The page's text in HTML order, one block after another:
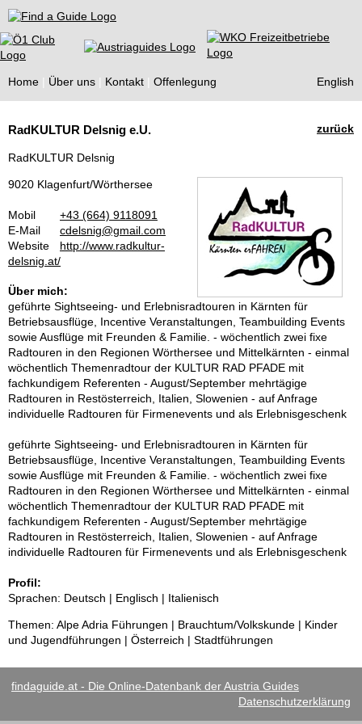
Find a Guide
Home Über uns Kontakt Offenlegung English
Guides
zurück
RadKULTUR Delsnig e.U.
RadKULTUR Delsnig
9020 Klagenfurt/Wörthersee
Mobil
+43 (664) 9118091
E-Mail
cdelsnig@gmail.com
Website
http://www.radkultur-
delsnig.at/
Über mich:
geführte Sightseeing- und Erlebnisradtouren in Kärnten für
Betriebsausflüge, Incentive Veranstaltungen, Teambuilding Events
sowie Ausflüge mit Freunden & Familie. - wöchentlich zwei fixe
Radtouren in den Regionen Wörthersee und Mittelkärnten - einmal
wöchentlich Themenradtour der KULTUR RAD PFADE mit
fachkundigem Referenten - August/September mehrtägige
Radtouren in Restösterreich, Italien, Slowenien - auf Anfrage
individuelle Radtouren für Firmenevents und als Erlebnisgeschenk
geführte Sightseeing- und Erlebnisradtouren in Kärnten für
Betriebsausflüge, Incentive Veranstaltungen, Teambuilding Events
sowie Ausflüge mit Freunden & Familie. - wöchentlich zwei fixe
Radtouren in den Regionen Wörthersee und Mittelkärnten - einmal
wöchentlich Themenradtour der KULTUR RAD PFADE mit
fachkundigem Referenten - August/September mehrtägige
Radtouren in Restösterreich, Italien, Slowenien - auf Anfrage
individuelle Radtouren für Firmenevents und als Erlebnisgeschenk
Profil:
Sprachen: Deutsch | Englisch | Italienisch
Themen: Alpe Adria Führungen | Brauchtum/Volkskunde | Kinder
und Jugendführungen | Österreich | Stadtführungen
findaguide.at - Die Online-Datenbank der Austria Guides
Datenschutzerklärung